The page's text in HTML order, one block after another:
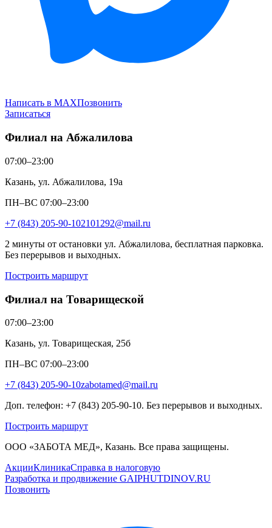
Написать в MAXПозвонить
Записаться
Филиал на Абжалилова
07:00–23:00
Казань, ул. Абжалилова, 19а
ПН–ВС 07:00–23:00
+7 (843) 205-90-102101292@mail.ru
2 минуты от остановки ул. Абжалилова, бесплатная парковка.
Без перерывов и выходных.
Построить маршрут
Филиал на Товарищеской
07:00–23:00
Казань, ул. Товарищеская, 25б
ПН–ВС 07:00–23:00
+7 (843) 205-90-10zabotamed@mail.ru
Доп. телефон: +7 (843) 205-90-10. Без перерывов и выходных.
Построить маршрут
ООО «ЗАБОТА МЕД», Казань. Все права защищены.
АкцииКлиникаСправка в налоговую
Разработка и продвижение GAIPHUTDINOV.RU
Позвонить